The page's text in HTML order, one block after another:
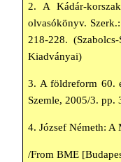
2. A Kádár-
olvasókönyv.
218-228.
Kiadványai)
3. A földreform 60.
Szemle, 2005/3. pp.
4. József Németh:
/From BME